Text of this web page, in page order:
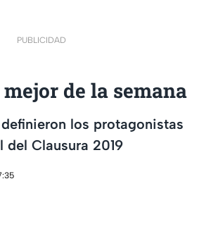
PUBLICIDAD
de la semana
los protagonistas
del Clausura 2019